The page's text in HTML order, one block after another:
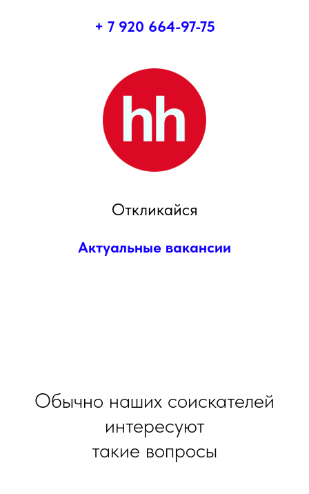
+ 7 920 664-97-75
Откликайся
Актуальные вакансии
Обычно наших соискателей
интересуют
такие вопросы